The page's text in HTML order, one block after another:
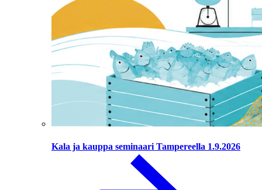
Kala ja kauppa seminaari Tampereella 1.9.2026